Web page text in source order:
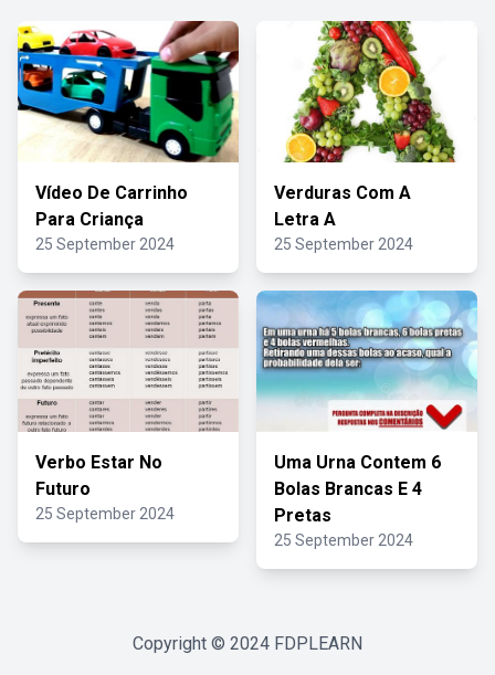
Vídeo De Carrinho
Para Criança
25 September 2024
Verduras Com A
Letra A
25 September 2024
Verbo Estar No
Futuro
25 September 2024
Uma Urna Contem 6
Bolas Brancas E 4
Pretas
25 September 2024
Copyright © 2024 FDPLEARN